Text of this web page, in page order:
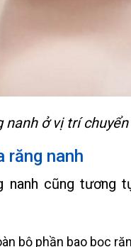
nanh ở vị trí
răng nanh
nanh cũng tương
bộ phần bao bọc